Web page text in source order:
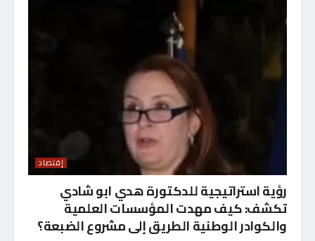
إقتصاد
رؤية استراتيجية للدكتورة هدي ابو شادي
تكشف: كيف مهدت المؤسسات العلمية
والكوادر الوطنية الطريق إلى مشروع الضبعة؟